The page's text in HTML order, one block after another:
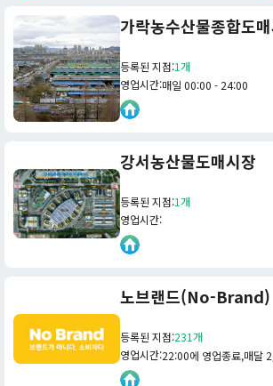
가락농수산물종합도
등록된 지점:1개
영업시간:매일 00:00 - 24:00
강서농산물도매시장
등록된 지점:1개
영업시간:
노브랜드(No-Brand)
등록된 지점:231개
영업시간:22:00에 영업종료,매달